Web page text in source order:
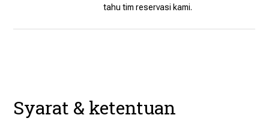
tahu tim reservasi kami.
Syarat & ketentuan